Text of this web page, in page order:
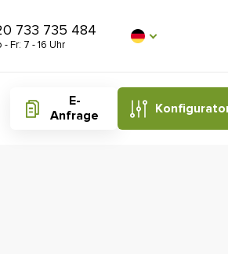
733 735 484
- Fr: 7 - 16 Uhr
E-
Anfrage